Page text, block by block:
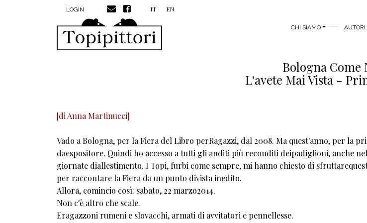
Salta al contenuto principale
MENU PROFILO UTENTE
LOGIN IT EN
MAIN MENU
CHI SIAMO AUTORI
Bologna Come
L'avete Mai Vista -
[di Anna Martinucci]
Vado a Bologna, per la Fiera del Libro perRagazzi, dal 2008. Ma quest'anno, per la
daespositore. Quindi ho accesso a tutti gli anditi più reconditi deipadiglioni, anche
giornate diallestimento. I Topi, furbi come sempre, mi hanno chiesto di
per raccontare la Fiera da un punto divista inedito.
Allora, comincio così: sabato, 22 marzo2014.
Non c'è altro che scale.
Eragazzoni rumeni e slovacchi, armati di avvitatori e pennellesse.